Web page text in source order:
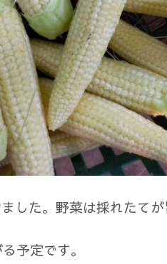
した。野菜は採れたてが
予定です。